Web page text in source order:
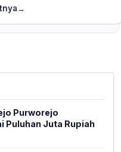
→
Purworejo
Puluhan Juta Rupiah